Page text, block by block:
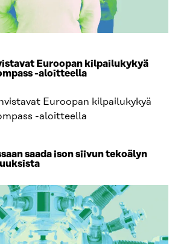
Euroopan kilpailukykyä
-aloitteella
saada ison siivun tekoälyn